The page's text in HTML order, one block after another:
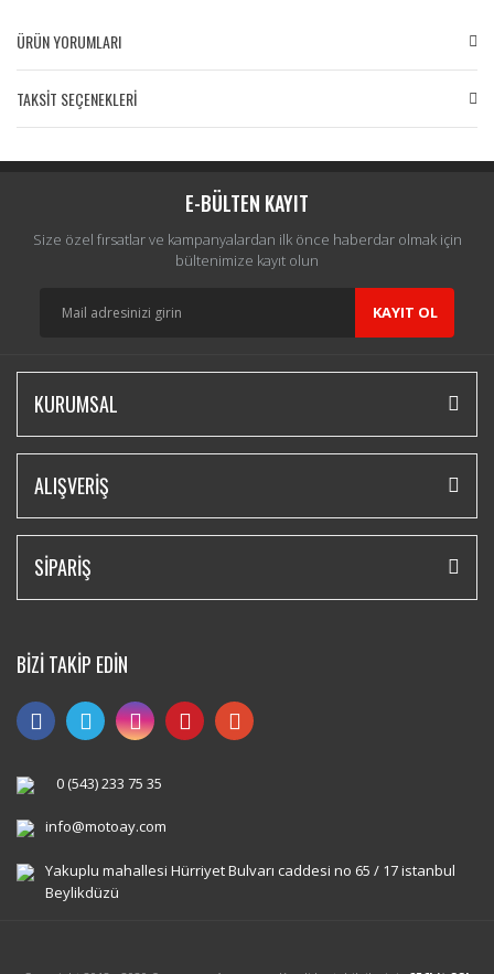
ÜRÜN YORUMLARI
Yorum Yaz
TAKSİT SEÇENEKLERİ
E-BÜLTEN KAYIT
Size özel fırsatlar ve kampanyalardan ilk önce haberdar olmak için
bültenimize kayıt olun
KAYIT OL
KURUMSAL
ALIŞVERİŞ
SİPARİŞ
BİZİ TAKİP EDİN
0 (543) 233 75 35
info@motoay.com
Yakuplu mahallesi Hürriyet Bulvarı caddesi no 65 / 17 istanbul
Beylikdüzü